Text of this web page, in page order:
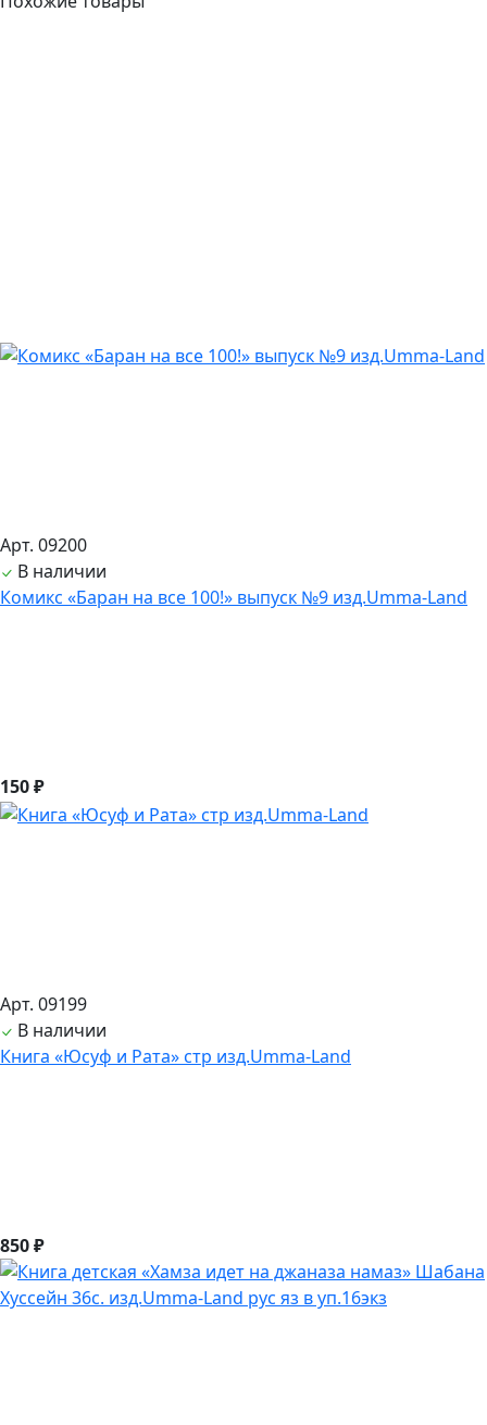
Арт. 09200
В наличии
Комикс «Баран на все 100!» выпуск №9 изд.Umma-Land
150 ₽
Арт. 09199
В наличии
Книга «Юсуф и Рата» стр изд.Umma-Land
850 ₽